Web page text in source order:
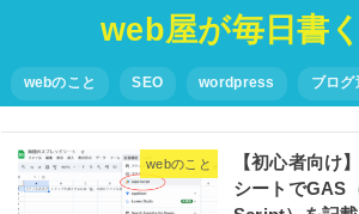
web屋が毎日書
webのこと SEO wordpress ブログ
webのこと
【初心者向け
シートでGAS